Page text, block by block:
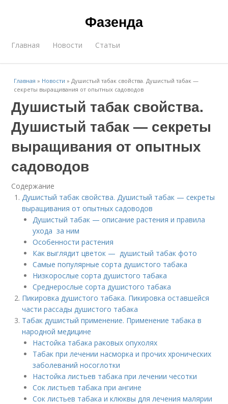
Фазенда
Главная Новости Статьи
Главная » Новости »Душистый табак свойства. Душистый табак —
секреты выращивания от опытных садоводов
Душистый табак свойства.
Душистый табак — секреты
выращивания от опытных
садоводов
Содержание
Душистый табак свойства. Душистый табак — секреты
выращивания от опытных садоводов
Душистый табак — описание растения и правила
ухода за ним
Особенности растения
Как выглядит цветок — душистый табак фото
Самые популярные сорта душистого табака
Низкорослые сорта душистого табака
Среднерослые сорта душистого табака
Пикировка душистого табака. Пикировка оставшейся
части рассады душистого табака
Табак душистый применение. Применение табака в
народной медицине
Настойка табака раковых опухолях
Табак при лечении насморка и прочих хронических
заболеваний носоглотки
Настойка листьев табака при лечении чесотки
Сок листьев табака при ангине
Сок листьев табака и клюквы для лечения малярии